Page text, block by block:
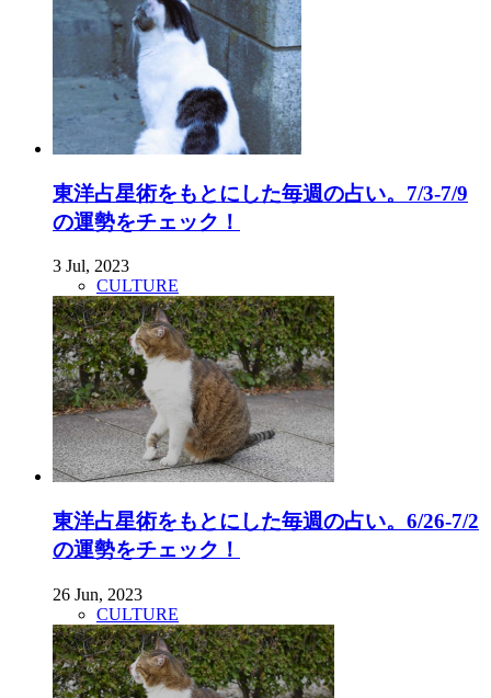
東洋占星術をもとにした毎週の占い。7/3-7/9
の運勢をチェック！
3 Jul, 2023
CULTURE
東洋占星術をもとにした毎週の占い。6/26-7/2
の運勢をチェック！
26 Jun, 2023
CULTURE